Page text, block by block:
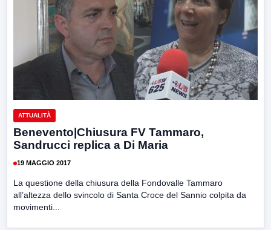
ATTUALITÀ
Benevento|Chiusura FV Tammaro,
Sandrucci replica a Di Maria
19 MAGGIO 2017
La questione della chiusura della Fondovalle Tammaro
all’altezza dello svincolo di Santa Croce del Sannio colpita da
movimenti...